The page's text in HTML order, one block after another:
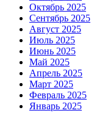
Октябрь 2025
Сентябрь 2025
Август 2025
Июль 2025
Июнь 2025
Май 2025
Апрель 2025
Март 2025
Февраль 2025
Январь 2025